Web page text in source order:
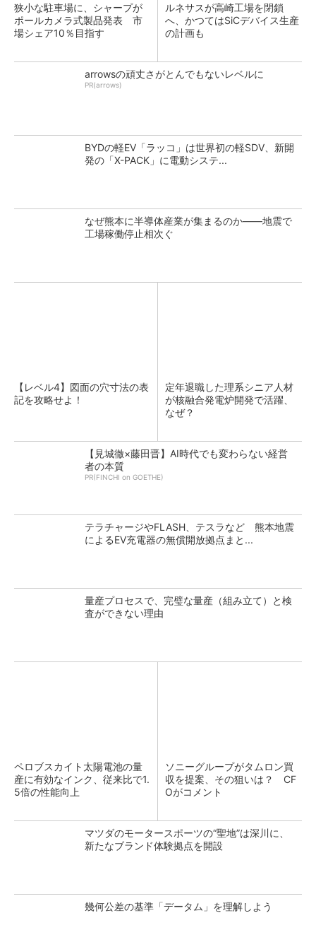
狭小な駐車場に、シャープが
ポールカメラ式製品発表 市
場シェア10％目指す
ルネサスが高崎工場を閉鎖
へ、かつてはSiCデバイス生産
の計画も
arrowsの頑丈さがとんでもないレベルに
PR(arrows)
BYDの軽EV「ラッコ」は世界初の軽SDV、新開
発の「X-PACK」に電動システ...
なぜ熊本に半導体産業が集まるのか――地震で
工場稼働停止相次ぐ
【レベル4】図面の穴寸法の表
記を攻略せよ！
定年退職した理系シニア人材
が核融合発電炉開発で活躍、
なぜ？
【見城徹×藤田晋】AI時代でも変わらない経営
者の本質
PR(FINCHI on GOETHE)
テラチャージやFLASH、テスラなど 熊本地震
によるEV充電器の無償開放拠点まと...
量産プロセスで、完璧な量産（組み立て）と検
査ができない理由
ペロブスカイト太陽電池の量
産に有効なインク、従来比で1.
5倍の性能向上
ソニーグループがタムロン買
収を提案、その狙いは？ CF
Oがコメント
マツダのモータースポーツの“聖地”は深川に、
新たなブランド体験拠点を開設
幾何公差の基準「データム」を理解しよう